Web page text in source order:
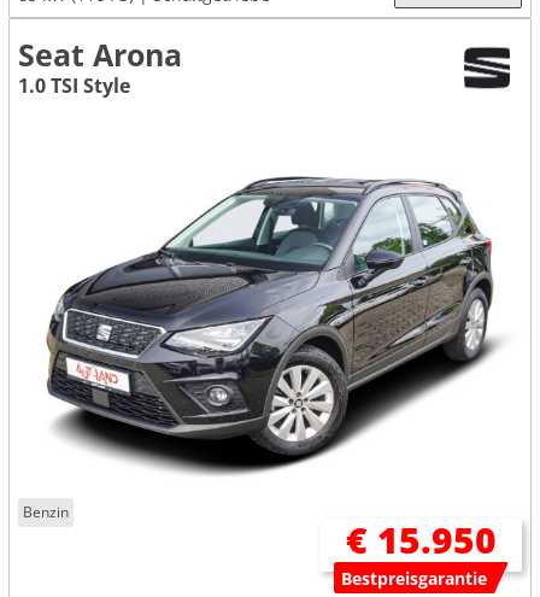
Seat Arona
1.0 TSI Style
Benzin
€ 15.950
Bestpreisgarantie